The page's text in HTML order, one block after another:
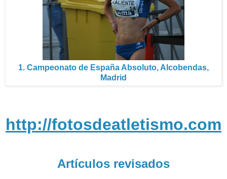
1. Campeonato de España Absoluto, Alcobendas,
Madrid
http://fotosdeatletismo.com
Artículos revisados